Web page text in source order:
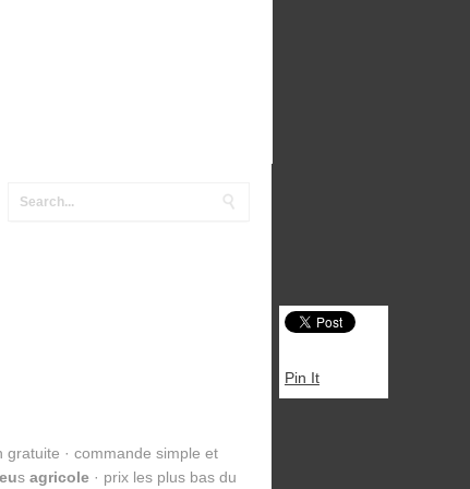
gratuite · commande simple et
s agricole· prix les plus bas du
Pin It